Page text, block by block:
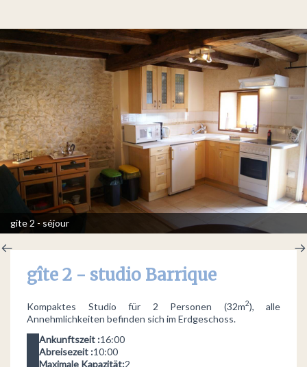
gite 2 - séjour
gîte 2 - studio Barrique
Kompaktes Studio für 2 Personen (32m2), alle
Annehmlichkeiten befinden sich im Erdgeschoss.
Ankunftszeit :16:00
Abreisezeit :10:00
Maximale Kapazität:2